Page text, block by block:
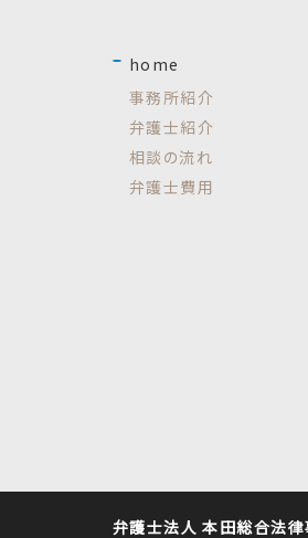
home
事務所紹介
弁護士紹介
相談の流れ
弁護士費用
弁護士法人 本田総合法律